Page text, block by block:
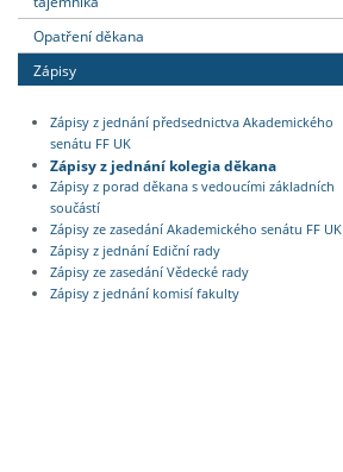
Opatření děkana
Zápisy
Zápisy z jednání předsednictva Akademického
senátu FF UK
Zápisy z jednání kolegia děkana
Zápisy z porad děkana s vedoucími základních
součástí
Zápisy ze zasedání Akademického senátu FF UK
Zápisy z jednání Ediční rady
Zápisy ze zasedání Vědecké rady
Zápisy z jednání komisí fakulty